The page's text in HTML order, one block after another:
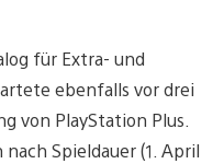
für Extra- und
ebenfalls vor drei
von PlayStation Plus.
Spieldauer (1. April